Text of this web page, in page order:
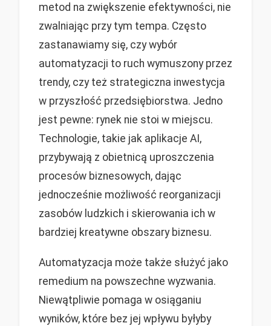
metod na zwiększenie efektywności, nie
zwalniając przy tym tempa. Często
zastanawiamy się, czy wybór
automatyzacji to ruch wymuszony przez
trendy, czy też strategiczna inwestycja
w przyszłość przedsiębiorstwa. Jedno
jest pewne: rynek nie stoi w miejscu.
Technologie, takie jak aplikacje AI,
przybywają z obietnicą uproszczenia
procesów biznesowych, dając
jednocześnie możliwość reorganizacji
zasobów ludzkich i skierowania ich w
bardziej kreatywne obszary biznesu.
Automatyzacja może także służyć jako
remedium na powszechne wyzwania.
Niewątpliwie pomaga w osiąganiu
wyników, które bez jej wpływu byłyby